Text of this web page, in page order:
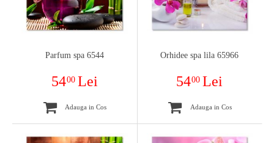
Parfum spa 6544
5400 Lei
Adauga in Cos
Orhidee spa lila 65966
5400Lei
Adauga in Cos